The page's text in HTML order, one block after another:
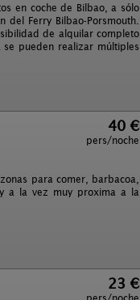
en coche de Bilbao, a sólo
Ferry Bilbao-Porsmouth.
de alquilar completo
pueden realizar múltiples
40 €
pers/noche
para comer, barbacoa,
a la vez muy proxima a la
23 €